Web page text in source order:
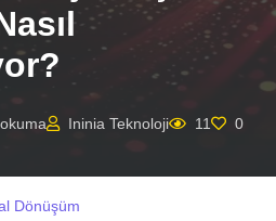
Ininia Teknoloji 11 0
Dönüşüm